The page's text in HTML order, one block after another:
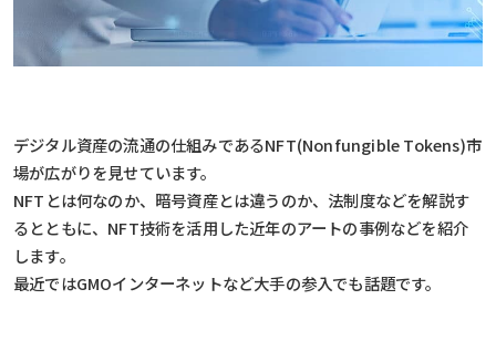
デジタル資産の流通の仕組みであるNFT(Nonfungible Tokens)市
場が広がりを見せています。
NFTとは何なのか、暗号資産とは違うのか、法制度などを解説す
るとともに、NFT技術を活用した近年のアートの事例などを紹介
します。
最近ではGMOインターネットなど大手の参入でも話題です。